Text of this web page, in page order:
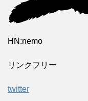
HN:nemo
リンクフリー
twitter